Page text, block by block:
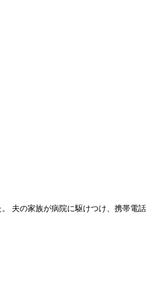
夫の家族が病院に駆けつけ、携帯電話